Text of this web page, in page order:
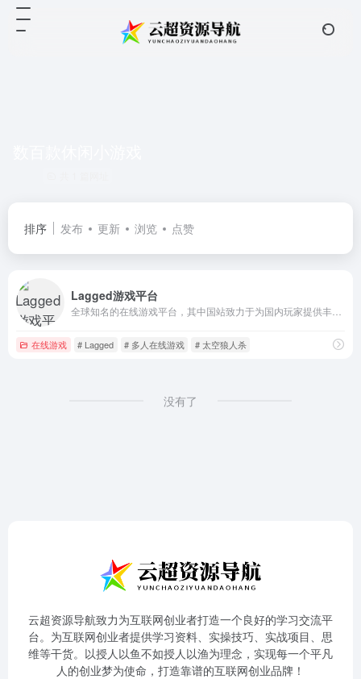
排序 发布 更新 浏览 点赞
Lagged游戏平台
在线游戏 # Lagged # 多人在线游戏 # 太空狼人杀
没有了
云超资源导航致力为互联网创业者打造一个良好的学习交流平
台。为互联网创业者提供学习资料、实操技巧、实战项目、思
维等干货。以授人以鱼不如授人以渔为理念，实现每一个平凡
人的创业梦为使命，打造靠谱的互联网创业品牌！